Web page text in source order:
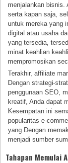
menjalankan bisnis.
serta kapan saja,
untuk mereka yang
digital atau usaha
yang tersedia,
minat keahlian
mempromosikan
Terakhir, affiliate
Dengan strategi-
penggunaan SEO,
kreatif, Anda dapat
Kesempatan ini
popularitas e-
yang Dengan
menjadi sumber
Tahapan Memulai